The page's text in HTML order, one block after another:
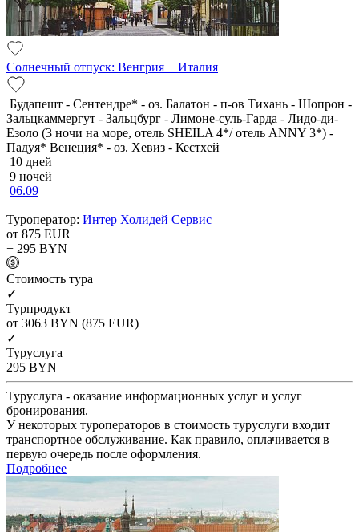
Солнечный отпуск: Венгрия + Италия
Будапешт - Сентендре* - оз. Балатон - п-ов Тихань - Шопрон -
Зальцкаммергут - Зальцбург - Лимоне-суль-Гарда - Лидо-ди-
Езоло (3 ночи на море, отель SHEILA 4*/ отель ANNY 3*) -
Падуя* Венеция* - оз. Хевиз - Кестхей
10 дней
9 ночей
06.09
Туроператор: Интер Холидей Сервис
от 875 EUR
+ 295 BYN
Cтоимость тура
✓
Турпродукт
от 3063 BYN (875 EUR)
✓
Туруслуга
295 BYN
Туруслуга - оказание информационных услуг и услуг
бронирования.
У некоторых туроператоров в стоимость туруслуги входит
транспортное обслуживание. Как правило, оплачивается в
первую очередь после оформления.
Подробнее